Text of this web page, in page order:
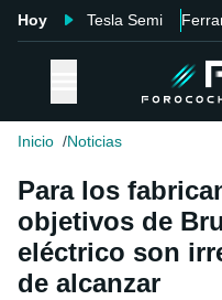
Hoy Tesla Semi
Inicio Noticias
Para los
objetivos de
eléctrico son
de alcanzar